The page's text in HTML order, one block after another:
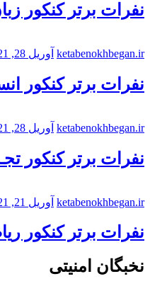
نفرات برتر کنکور
ketabenokhbegan.ir آوریل 28, 2021
نفرات برتر کنکور
ketabenokhbegan.ir آوریل 28, 2021
نفرات برتر کنکور
ketabenokhbegan.ir آوریل 21, 2021
نفرات برتر کنکور
نخبگان امنیتی